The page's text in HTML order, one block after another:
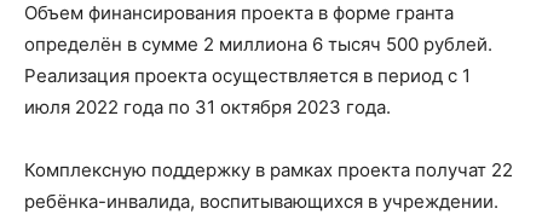
Объем финансирования проекта в форме гранта
определён в сумме 2 миллиона 6 тысяч 500 рублей.
Реализация проекта осуществляется в период с 1
июля 2022 года по 31 октября 2023 года.
Комплексную поддержку в рамках проекта получат 22
ребёнка-инвалида, воспитывающихся в учреждении.